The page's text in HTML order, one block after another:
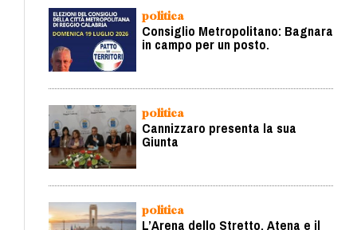
politica
Consiglio Metropolitano: Bagnara
in campo per un posto.
politica
Cannizzaro presenta la sua
Giunta
politica